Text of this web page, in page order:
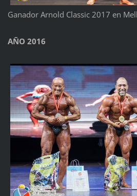
Ganador Arnold Classic 2017 en
AÑO 2016